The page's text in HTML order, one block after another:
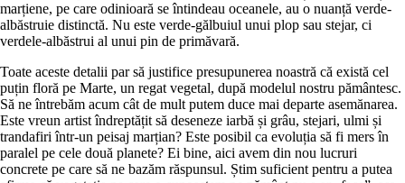
marțiene, pe care odinioară se întindeau oceanele, au o nuanță verde-
albăstruie distinctă. Nu este verde-gălbuiul unui plop sau stejar, ci
verdele-albăstrui al unui pin de primăvară.
Toate aceste detalii par să justifice presupunerea noastră că există cel
puțin floră pe Marte, un regat vegetal, după modelul nostru pământesc.
Să ne întrebăm acum cât de mult putem duce mai departe asemănarea.
Este vreun artist îndreptățit să deseneze iarbă și grâu, stejari, ulmi și
trandafiri într-un peisaj marțian? Este posibil ca evoluția să fi mers în
paralel pe cele două planete? Ei bine, aici avem din nou lucruri
concrete pe care să ne bazăm răspunsul. Știm suficient pentru a putea